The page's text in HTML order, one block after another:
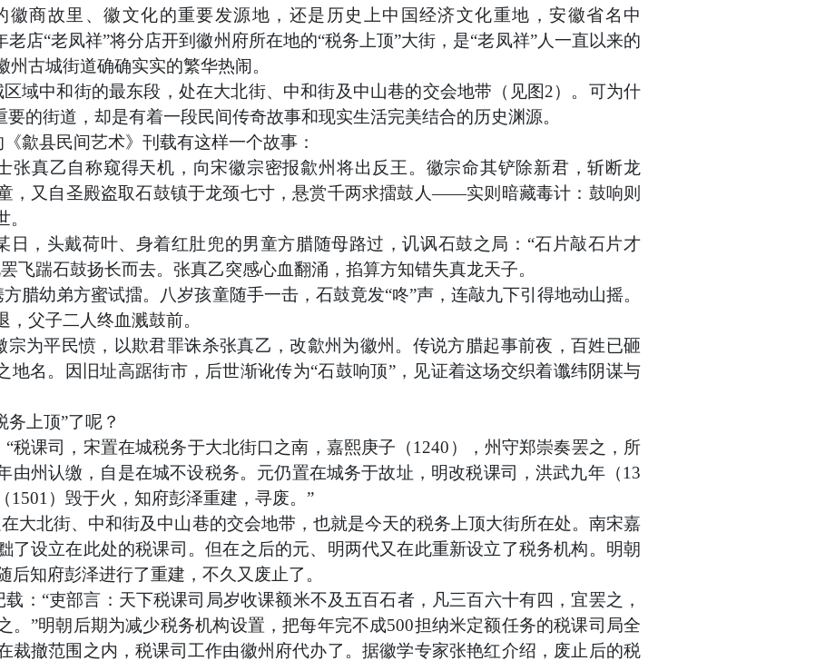
徽商故里、徽文化的重要发源地，还是历史上中国经济文化重地，安徽省名中
老店“老凤祥”将分店开到徽州府所在地的“税务上顶”大街，是“老凤祥”人一直以来的
古城街道确确实实的繁华热闹。
域中和街的最东段，处在大北街、中和街及中山巷的交会地带（见图2）。可为什
的街道，却是有着一段民间传奇故事和现实生活完美结合的历史渊源。
歙县民间艺术》刊载有这样一个故事：
张真乙自称窥得天机，向宋徽宗密报歙州将出反王。徽宗命其铲除新君，斩断龙
，又自圣殿盗取石鼓镇于龙颈七寸，悬赏千两求擂鼓人——实则暗藏毒计：鼓响则
日，头戴荷叶、身着红肚兜的男童方腊随母路过，讥讽石鼓之局： “石片敲石片才
飞踹石鼓扬长而去。张真乙突感心血翻涌，掐算方知错失真龙天子。
腊幼弟方蜜试擂。八岁孩童随手一击，石鼓竟发“咚”声，连敲九下引得地动山摇。
父子二人终血溅鼓前。
宗为平民愤，以欺君罪诛杀张真乙，改歙州为徽州。传说方腊起事前夜，百姓已砸
地名。因旧址高踞街市，后世渐讹传为“石鼓响顶”，见证着这场交织着谶纬阴谋与
务上顶”了呢？
“税课司，宋置在城税务于大北街口之南，嘉熙庚子（1240），州守郑崇奏罢之，所
由州认缴，自是在城不设税务。元仍置在城务于故址，明改税课司，洪武九年（13
1501）毁于火，知府彭泽重建，寻废。”
大北街、中和街及中山巷的交会地带，也就是今天的税务上顶大街所在处。南宋嘉
了设立在此处的税课司。但在之后的元、明两代又在此重新设立了税务机构。明朝
后知府彭泽进行了重建，不久又废止了。
： “吏部言：天下税课司局岁收课额米不及五百石者，凡三百六十有四，宜罢之，
。”明朝后期为减少税务机构设置，把每年完不成500担纳米定额任务的税课司局全
裁撤范围之内，税课司工作由徽州府代办了。据徽学专家张艳红介绍，废止后的税